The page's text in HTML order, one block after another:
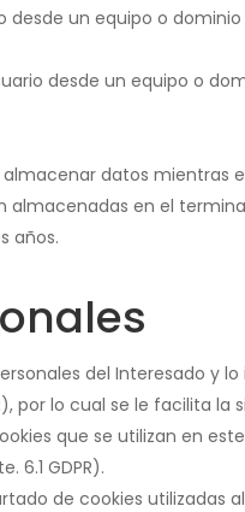
desde un equipo o
desde un equipo o
datos mientras
almacenadas en el
años.
del
por lo cual se le facilita
que se utilizan en
GDPR).
de cookies utilizadas